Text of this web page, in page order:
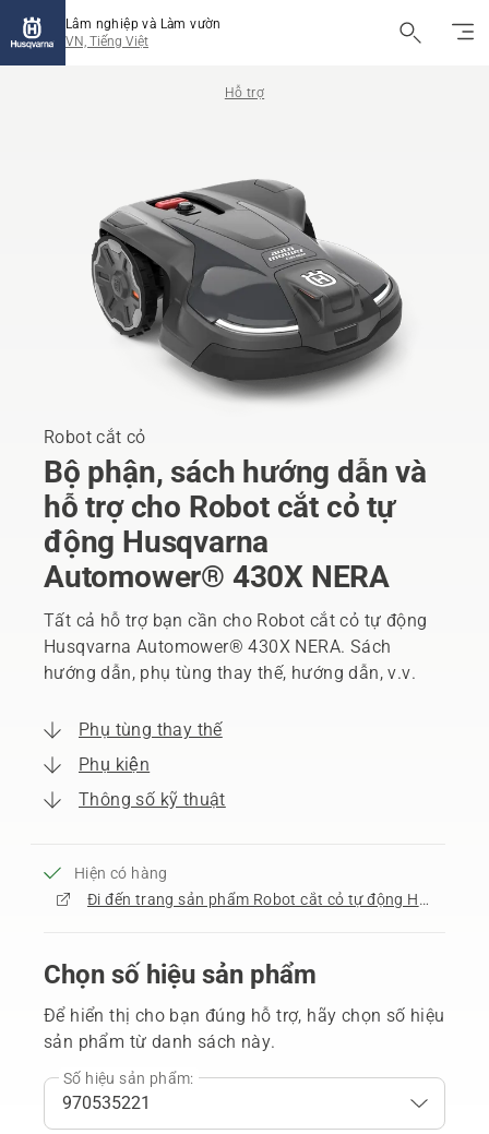
Lâm nghiệp và Làm vườn
VN, Tiếng Việt
Hỗ trợ
Robot cắt cỏ
Bộ phận, sách hướng dẫn và
hỗ trợ cho Robot cắt cỏ tự
động Husqvarna
Automower® 430X NERA
Tất cả hỗ trợ bạn cần cho Robot cắt cỏ tự động
Husqvarna Automower® 430X NERA. Sách
hướng dẫn, phụ tùng thay thế, hướng dẫn, v.v.
Phụ tùng thay thế
Phụ kiện
Thông số kỹ thuật
Hiện có hàng
Đi đến trang sản phẩm Robot cắt cỏ tự động Husqvarna Automower® 430X NERA
Chọn số hiệu sản phẩm
Để hiển thị cho bạn đúng hỗ trợ, hãy chọn số hiệu
sản phẩm từ danh sách này.
Số hiệu sản phẩm: